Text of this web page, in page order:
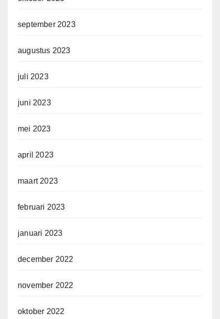
september 2023
augustus 2023
juli 2023
juni 2023
mei 2023
april 2023
maart 2023
februari 2023
januari 2023
december 2022
november 2022
oktober 2022